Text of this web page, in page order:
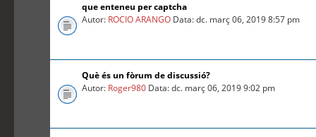
que enteneu per captcha
Autor: ROCIO ARANGO Data: dc. març 06, 2019 8:57 pm
Què és un fòrum de discussió?
Autor: Roger980 Data: dc. març 06, 2019 9:02 pm